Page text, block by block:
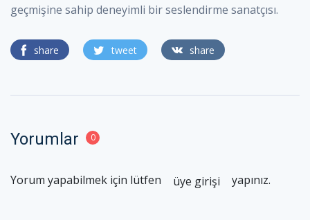
geçmişine sahip deneyimli bir seslendirme sanatçısı.
share tweet share
Yorumlar 0
Yorum yapabilmek için lütfen üye girişi yapınız.